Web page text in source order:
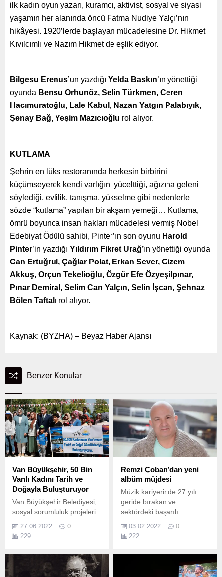
ilk kadın oyun yazarı, kuramcı, aktivist, sosyal ve siyasi
yaşamın her alanında öncü Fatma Nudiye Yalçı’nın
hikâyesi. 1920’lerde başlayan mücadelesine Dr. Hikmet
Kıvılcımlı ve Nazım Hikmet de eşlik ediyor.
Bilgesu Erenus’un yazdığı Yelda Baskın’ın yönettiği
oyunda Bensu Orhunöz, Selin Türkmen, Ceren
Hacımuratoğlu, Lale Kabul, Nazan Yatgın Palabıyık,
Şenay Bağ, Yeşim Mazıcıoğlu rol alıyor.
KUTLAMA
Şehrin en lüks restoranında herkesin birbirini
küçümseyerek kendi varlığını yücelttiği, ağızına geleni
söylediği, evlilik, tanışma, yükselme gibi nedenlerle
sözde “kutlama” yapılan bir akşam yemeği… Kutlama,
ömrü boyunca insan hakları mücadelesi vermiş Nobel
Edebiyat Ödülü sahibi, Pinter’ın son oyunu Harold
Pinter’in yazdığı Yıldırım Fikret Urağ’ın yönettiği oyunda
Can Ertuğrul, Çağlar Polat, Erkan Sever, Gizem
Akkuş, Orçun Tekelioğlu, Özgür Efe Özyeşilpınar,
Pınar Demiral, Selim Can Yalçın, Selin İşcan, Şehnaz
Bölen Taftalı rol alıyor.
Kaynak: (BYZHA) – Beyaz Haber Ajansı
Benzer Konular
Van Büyükşehir, 50 Bin
Vanlı Kadını Tarih ve
Doğayla Buluşturuyor
Van Büyükşehir Belediyesi,
sosyal sorumluluk projeleri
kapsamında 50 bin kadını
kentin tarihi ve doğasıyla
buluşturacak.
27.06.2022
0
229
Remzi Çoban’dan yeni
albüm müjdesi
Müzik kariyerinde 27 yılı
geride bırakan ve
sektördeki başarılı
çalışmaları ile adından
sıkça söz ettiren ünlü
perküsyon sanatçısı Remzi
üzerinde titizlikle çalıştığı
yeni albüm projesini
03.02.2022
0
222